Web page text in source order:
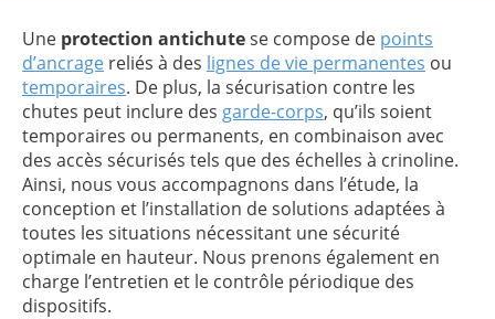
Une protection antichutese compose de points
d’ancrage reliés à des lignes de vie permanentes ou
temporaires. De plus, la sécurisation contre les
chutes peut inclure des garde-corps, qu’ils soient
temporaires ou permanents, en combinaison avec
des accès sécurisés tels que des échelles à crinoline.
Ainsi, nous vous accompagnons dans l’étude, la
conception et l’installation de solutions adaptées à
toutes les situations nécessitant une sécurité
optimale en hauteur. Nous prenons également en
charge l’entretien et le contrôle périodique des
dispositifs.